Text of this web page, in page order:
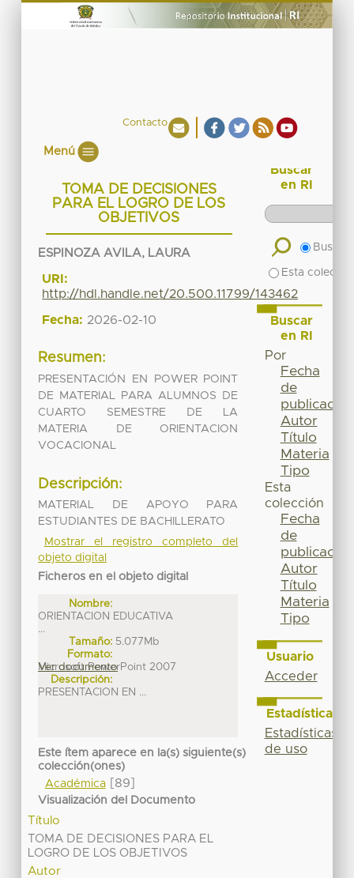
Contacto
Menú
TOMA DE DECISIONES
PARA EL LOGRO DE LOS
OBJETIVOS
ESPINOZA AVILA, LAURA
URI:
http://hdl.handle.net/20.500.11799/143462
Fecha: 2026-02-10
Resumen:
PRESENTACIÓN EN POWER POINT
DE MATERIAL PARA ALUMNOS DE
CUARTO SEMESTRE DE LA
MATERIA DE ORIENTACION
VOCACIONAL
Descripción:
MATERIAL DE APOYO PARA
ESTUDIANTES DE BACHILLERATO
Mostrar el registro completo del
objeto digital
Ficheros en el objeto digital
Nombre:
ORIENTACION EDUCATIVA
...
Tamaño: 5.077Mb
Formato:
Microsoft PowerPoint 2007
Descripción:
PRESENTACION EN ...
Ver documento
Este ítem aparece en la(s) siguiente(s)
colección(ones)
Académica[89]
Visualización del Documento
Título
TOMA DE DECISIONES PARA EL
LOGRO DE LOS OBJETIVOS
Autor
Buscar
en RI
Buscar
Esta
Buscar
en RI
Por
Fecha
de
publicación
Autor
Título
Materia
Tipo
Esta
colección
Fecha
de
publicación
Autor
Título
Materia
Tipo
Usuario
Acceder
Estadísticas
Estadísticas
de uso